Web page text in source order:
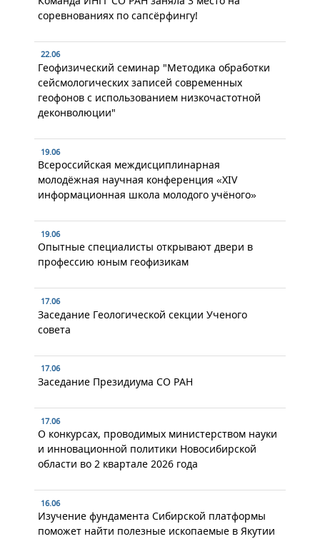
соревнованиях по сапсёрфингу!
22.06
Геофизический семинар "Методика обработки
сейсмологических записей современных
геофонов с использованием низкочастотной
деконволюции"
19.06
Всероссийская междисциплинарная
молодёжная научная конференция «XIV
информационная школа молодого учёного»
19.06
Опытные специалисты открывают двери в
профессию юным геофизикам
17.06
Заседание Геологической секции Ученого
совета
17.06
Заседание Президиума СО РАН
17.06
О конкурсах, проводимых министерством науки
и инновационной политики Новосибирской
области во 2 квартале 2026 года
16.06
Изучение фундамента Сибирской платформы
поможет найти полезные ископаемые в Якутии